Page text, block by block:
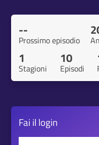
--
Prossimo episodio
1
Stagioni
10
Episodi
Fai il login